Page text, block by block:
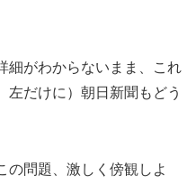
細がわからないまま、これ
左だけに）朝日新聞もどう
の問題、激しく傍観しよ